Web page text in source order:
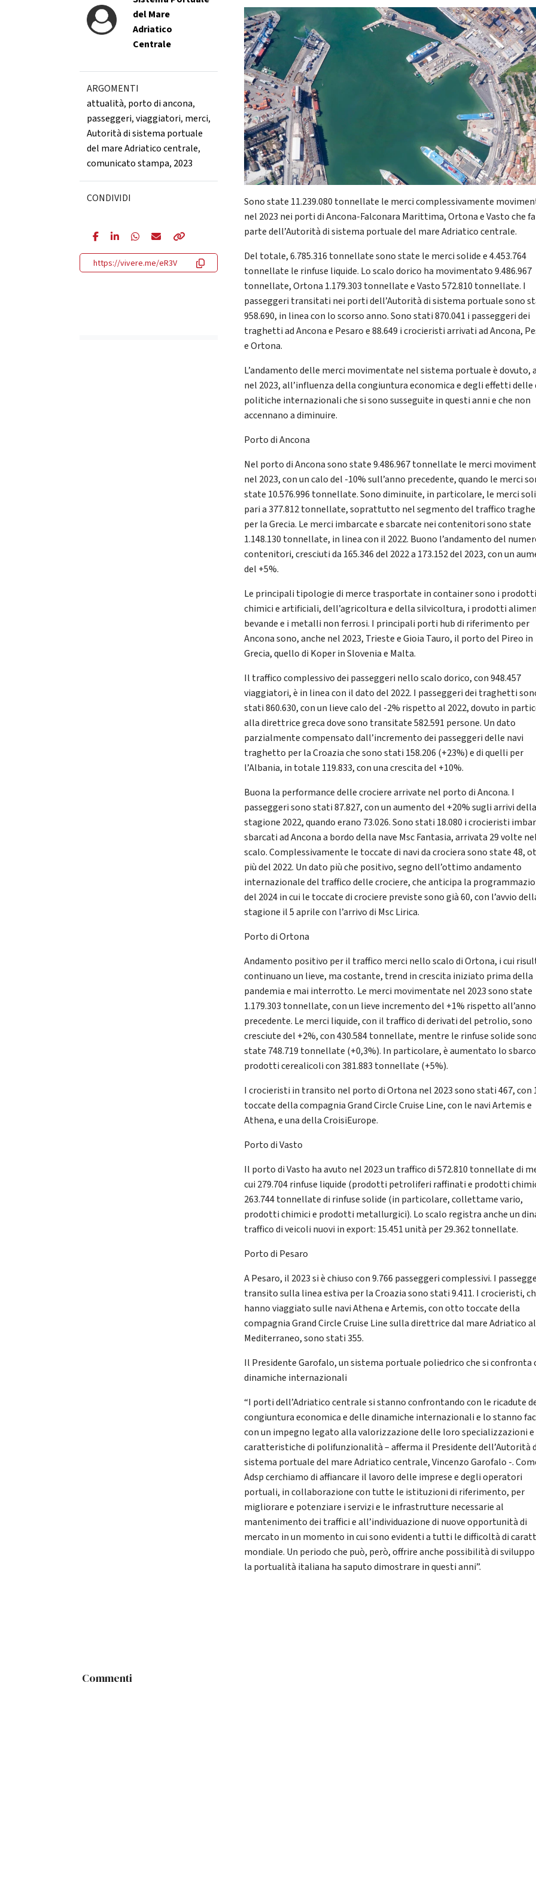
del Mare
Adriatico
Centrale
ARGOMENTI
attualità, porto di ancona,
passeggeri,viaggiatori, merci,
Autorità di sistema portuale
del mare Adriatico centrale,
comunicato stampa, 2023
CONDIVIDI
https://vivere.me/eR3V
Sono state 11.239.080 tonnellate le merci complessivamente
nel 2023 nei porti di Ancona-Falconara Marittima, Ortona e Vasto che
parte dell’Autorità di sistema portuale del mare Adriatico centrale.
Del totale, 6.785.316 tonnellate sono state le merci solide e 4.453.764
tonnellate le rinfuse liquide. Lo scalo dorico ha movimentato 9.486.967
tonnellate, Ortona 1.179.303 tonnellate e Vasto 572.810 tonnellate. I
passeggeri transitati nei porti dell’Autorità di sistema portuale sono
958.690, in linea con lo scorso anno. Sono stati 870.041 i passeggeri dei
traghetti ad Ancona e Pesaro e 88.649 i crocieristi arrivati ad Ancona,
e Ortona.
L’andamento delle merci movimentate nel sistema portuale è dovuto,
nel 2023, all’influenza della congiuntura economica e degli effetti delle
politiche internazionali che si sono susseguite in questi anni e che non
accennano a diminuire.
Porto di Ancona
Nel porto di Ancona sono state 9.486.967 tonnellate le merci
nel 2023, con un calo del -10% sull’anno precedente, quando le merci
state 10.576.996 tonnellate. Sono diminuite, in particolare, le merci
pari a 377.812 tonnellate, soprattutto nel segmento del traffico
per la Grecia. Le merci imbarcate e sbarcate nei contenitori sono state
1.148.130 tonnellate, in linea con il 2022. Buono l’andamento del
contenitori, cresciuti da 165.346 del 2022 a 173.152 del 2023, con un
del +5%.
Le principali tipologie di merce trasportate in container sono i prodotti
chimici e artificiali, dell’agricoltura e della silvicoltura, i prodotti
bevande e i metalli non ferrosi. I principali porti hub di riferimento per
Ancona sono, anche nel 2023, Trieste e Gioia Tauro, il porto del Pireo in
Grecia, quello di Koper in Slovenia e Malta.
Il traffico complessivo dei passeggeri nello scalo dorico, con 948.457
viaggiatori, è in linea con il dato del 2022. I passeggeri dei traghetti
stati 860.630, con un lieve calo del -2% rispetto al 2022, dovuto in
alla direttrice greca dove sono transitate 582.591 persone. Un dato
parzialmente compensato dall’incremento dei passeggeri delle navi
traghetto per la Croazia che sono stati 158.206 (+23%) e di quelli per
l’Albania, in totale 119.833, con una crescita del +10%.
Buona la performance delle crociere arrivate nel porto di Ancona. I
passeggeri sono stati 87.827, con un aumento del +20% sugli arrivi della
stagione 2022, quando erano 73.026. Sono stati 18.080 i crocieristi
sbarcati ad Ancona a bordo della nave Msc Fantasia, arrivata 29 volte
scalo. Complessivamente le toccate di navi da crociera sono state 48,
più del 2022. Un dato più che positivo, segno dell’ottimo andamento
internazionale del traffico delle crociere, che anticipa la
del 2024 in cui le toccate di crociere previste sono già 60, con l’avvio
stagione il 5 aprile con l’arrivo di Msc Lirica.
Porto di Ortona
Andamento positivo per il traffico merci nello scalo di Ortona, i cui
continuano un lieve, ma costante, trend in crescita iniziato prima della
pandemia e mai interrotto. Le merci movimentate nel 2023 sono state
1.179.303 tonnellate, con un lieve incremento del +1% rispetto all’anno
precedente. Le merci liquide, con il traffico di derivati del petrolio, sono
cresciute del +2%, con 430.584 tonnellate, mentre le rinfuse solide sono
state 748.719 tonnellate (+0,3%). In particolare, è aumentato lo
prodotti cerealicoli con 381.883 tonnellate (+5%).
I crocieristi in transito nel porto di Ortona nel 2023 sono stati 467, con
toccate della compagnia Grand Circle Cruise Line, con le navi Artemis e
Athena, e una della CroisiEurope.
Porto di Vasto
Il porto di Vasto ha avuto nel 2023 un traffico di 572.810 tonnellate di
cui 279.704 rinfuse liquide (prodotti petroliferi raffinati e prodotti
263.744 tonnellate di rinfuse solide (in particolare, collettame vario,
prodotti chimici e prodotti metallurgici). Lo scalo registra anche un
traffico di veicoli nuovi in export: 15.451 unità per 29.362 tonnellate.
Porto di Pesaro
A Pesaro, il 2023 si è chiuso con 9.766 passeggeri complessivi. I
transito sulla linea estiva per la Croazia sono stati 9.411. I crocieristi,
hanno viaggiato sulle navi Athena e Artemis, con otto toccate della
compagnia Grand Circle Cruise Line sulla direttrice dal mare Adriatico al
Mediterraneo, sono stati 355.
Il Presidente Garofalo, un sistema portuale poliedrico che si confronta
dinamiche internazionali
“I porti dell’Adriatico centrale si stanno confrontando con le ricadute
congiuntura economica e delle dinamiche internazionali e lo stanno
con un impegno legato alla valorizzazione delle loro specializzazioni
caratteristiche di polifunzionalità – afferma il Presidente dell’Autorità
sistema portuale del mare Adriatico centrale, Vincenzo Garofalo -.
Adsp cerchiamo di affiancare il lavoro delle imprese e degli operatori
portuali, in collaborazione con tutte le istituzioni di riferimento, per
migliorare e potenziare i servizi e le infrastrutture necessarie al
mantenimento dei traffici e all’individuazione di nuove opportunità di
mercato in un momento in cui sono evidenti a tutti le difficoltà di
mondiale. Un periodo che può, però, offrire anche possibilità di
la portualità italiana ha saputo dimostrare in questi anni”.
Commenti